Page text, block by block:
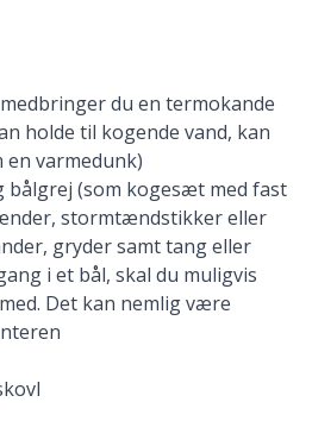
du en termokande
holde til kogende vand, kan
en varmedunk)
bålgrej (som kogesæt med fast
stormtændstikker eller
gryder samt tang eller
i et bål, skal du muligvis
Det kan nemlig være